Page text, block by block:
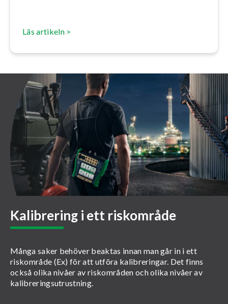
Läs artikeln >
Kalibrering i ett riskområde
Många saker behöver beaktas innan man går in i ett
riskområde (Ex) för att utföra kalibreringar. Det finns
också olika nivåer av riskområden och olika nivåer av
kalibreringsutrustning.